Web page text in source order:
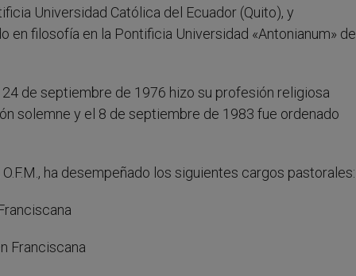
Universidad Católica del Ecuador (Quito), y
filosofía en la Pontificia Universidad «Antonianum» de
de septiembre de 1976 hizo su profesión religiosa
solemne y el 8 de septiembre de 1983 fue ordenado
ha desempeñado los siguientes cargos pastorales:
Franciscana